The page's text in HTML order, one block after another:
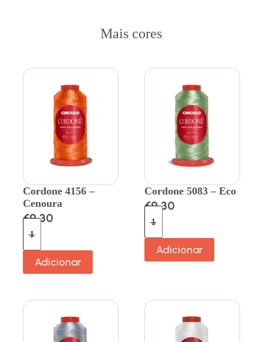
Mais cores
Cordone 4156 –
Cenoura
€9.30
Adicionar
Cordone 5083 – Eco
€9.30
Adicionar